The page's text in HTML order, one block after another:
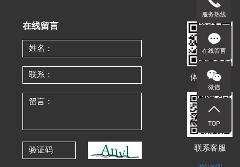
在线留言
体验移动端
联系客服
服务热线
在线留言
微信
TOP